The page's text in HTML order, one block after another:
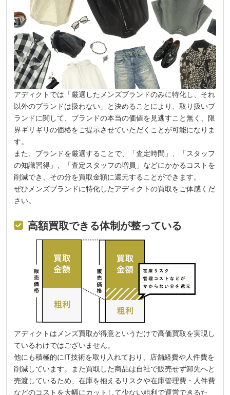
アディクトでは「厳選したメンズブランドのみに特化し、それ
以外のブランドは扱わない」と決めることにより、取り扱いブ
ランドに関して、ブランドの本当の価値を見逃すこと無く、限
界ギリギリの価格をご提示させていただくことが可能になりま
す。
また、ブランドを厳選することで、「査定時間」、「スタッフ
の知識習得」、「査定スタッフの増員」などにかかるコストを
削減でき、その分を買取金額に還元することができます。
ぜひメンズブランドに特化したアディクトの買取をご体感くだ
さい。
高額買取できる体制が整っている
アディクトはメンズ買取が得意というだけで高価買取を実現し
ているわけではございません。
他にも積極的にIT技術を取り入れており、店舗経費や人件費を
削減しています。また買取した商品は自社で販売せず卸先へと
売渡しているため、在庫を抱えるリスクや在庫管理費・人件費
などのコストを大幅にカットして少ない粗利で運営できるた